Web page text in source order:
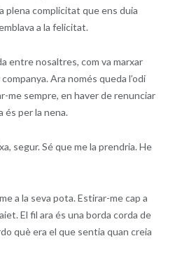
plena complicitat que ens duia
a la felicitat.
entre nosaltres, com va marxar
Ara només queda l’odi
me sempre, en haver de renunciar
és per la nena.
segur. Sé que me la prendria. He
a la seva pota. Estirar-me cap a
El fil ara és una borda corda de
què era el que sentia quan creia